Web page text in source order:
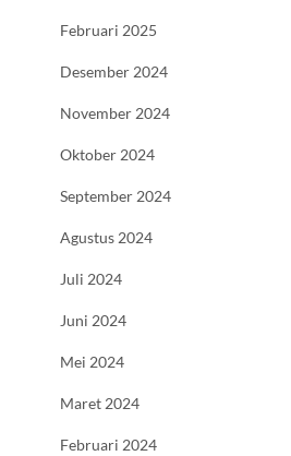
Februari 2025
Desember 2024
November 2024
Oktober 2024
September 2024
Agustus 2024
Juli 2024
Juni 2024
Mei 2024
Maret 2024
Februari 2024